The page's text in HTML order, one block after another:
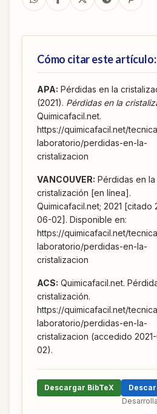
Cómo citar este artículo:
APA: Pérdidas en la
(2021). Pérdidas en la
Quimicafacil.net.
https://quimicafacil.net/
laboratorio/perdidas-en-la-
cristalizacion
VANCOUVER: Pérdidas en la
cristalización [en línea].
Quimicafacil.net; 2021 [citado
06-02]. Disponible en:
https://quimicafacil.net/
laboratorio/perdidas-en-la-
cristalizacion
ACS: Quimicafacil.net.
cristalización.
https://quimicafacil.net/
laboratorio/perdidas-en-la-
cristalizacion (accedido
02).
Descargar BibTeX